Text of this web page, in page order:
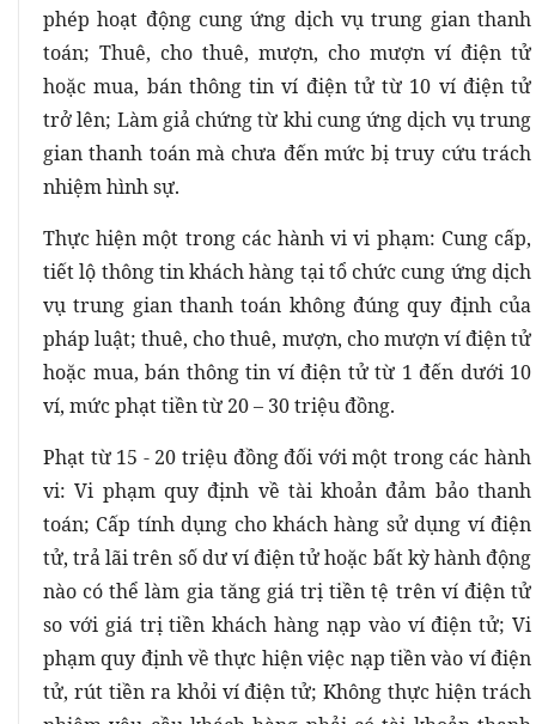
phép hoạt động cung ứng dịch vụ trung gian thanh
toán; Thuê, cho thuê, mượn, cho mượn ví điện tử
hoặc mua, bán thông tin ví điện tử từ 10 ví điện tử
trở lên; Làm giả chứng từ khi cung ứng dịch vụ trung
gian thanh toán mà chưa đến mức bị truy cứu trách
nhiệm hình sự.
Thực hiện một trong các hành vi vi phạm: Cung cấp,
tiết lộ thông tin khách hàng tại tổ chức cung ứng dịch
vụ trung gian thanh toán không đúng quy định của
pháp luật; thuê, cho thuê, mượn, cho mượn ví điện tử
hoặc mua, bán thông tin ví điện tử từ 1 đến dưới 10
ví, mức phạt tiền từ 20 – 30 triệu đồng.
Phạt từ 15 - 20 triệu đồng đối với một trong các hành
vi: Vi phạm quy định về tài khoản đảm bảo thanh
toán; Cấp tính dụng cho khách hàng sử dụng ví điện
tử, trả lãi trên số dư ví điện tử hoặc bất kỳ hành động
nào có thể làm gia tăng giá trị tiền tệ trên ví điện tử
so với giá trị tiền khách hàng nạp vào ví điện tử; Vi
phạm quy định về thực hiện việc nạp tiền vào ví điện
tử, rút tiền ra khỏi ví điện tử; Không thực hiện trách